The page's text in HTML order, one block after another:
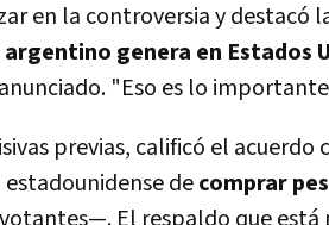
en la controversia y destacó
genera en Estados
"Eso es lo
previas, calificó el acuerdo
decomprar